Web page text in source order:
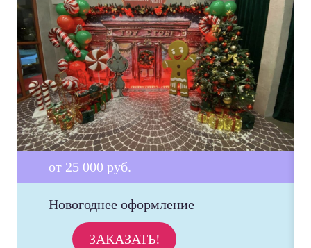
от 25 000 руб.
Новогоднее оформление
ЗАКАЗАТЬ!